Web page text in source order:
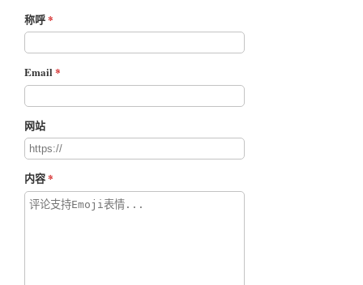
称呼
Email
网站
内容